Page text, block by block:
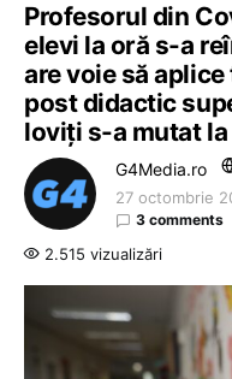
Profesorul din
elevi la oră s-a
are voie să
post didactic
loviți s-a mutat
G4Media.ro
27 octombrie
3 comments
2.515 vizualizări